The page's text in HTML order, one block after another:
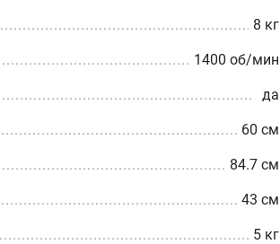
8 кг
1400 об/мин
да
60 см
84.7 см
43 см
5 кг